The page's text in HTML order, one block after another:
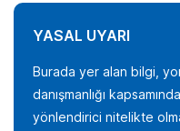
YASAL UYARI
Burada yer alan bilgi,
danışmanlığı
yönlendirici nitelikte